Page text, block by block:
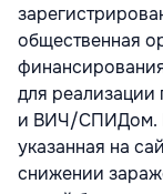
общественная
для реализации
и ВИЧ/СПИДом.
указанная на
снижении